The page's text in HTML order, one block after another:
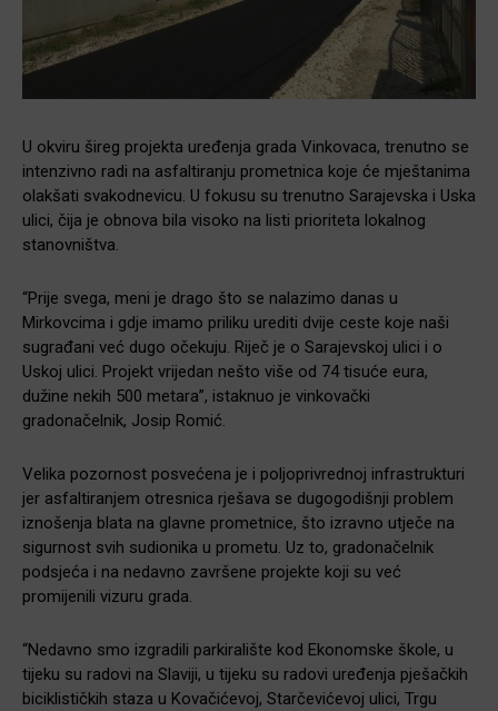
U okviru šireg projekta uređenja grada Vinkovaca, trenutno se
intenzivno radi na asfaltiranju prometnica koje će mještanima
olakšati svakodnevicu. U fokusu su trenutno Sarajevska i Uska
ulici, čija je obnova bila visoko na listi prioriteta lokalnog
stanovništva.
“Prije svega, meni je drago što se nalazimo danas u
Mirkovcima i gdje imamo priliku urediti dvije ceste koje naši
sugrađani već dugo očekuju. Riječ je o Sarajevskoj ulici i o
Uskoj ulici. Projekt vrijedan nešto više od 74 tisuće eura,
dužine nekih 500 metara”, istaknuo je vinkovački
gradonačelnik, Josip Romić.
Velika pozornost posvećena je i poljoprivrednoj infrastrukturi
jer asfaltiranjem otresnica rješava se dugogodišnji problem
iznošenja blata na glavne prometnice, što izravno utječe na
sigurnost svih sudionika u prometu. Uz to, gradonačelnik
podsjeća i na nedavno završene projekte koji su već
promijenili vizuru grada.
“Nedavno smo izgradili parkiralište kod Ekonomske škole, u
tijeku su radovi na Slaviji, u tijeku su radovi uređenja pješačkih
biciklističkih staza u Kovačićevoj, Starčevićevoj ulici, Trgu